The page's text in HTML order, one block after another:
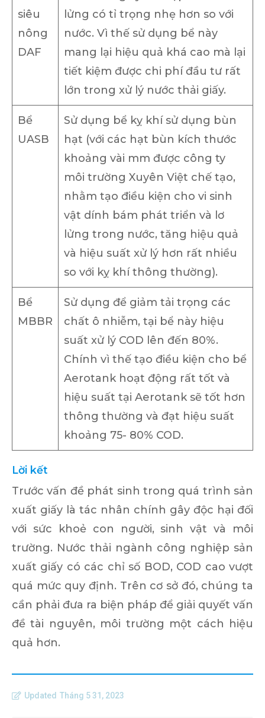
siêu
nông
DAF
lửng có tỉ trọng nhẹ hơn so với
nước. Vì thế sử dụng bể này
mang lại hiệu quả khá cao mà lại
tiết kiệm được chi phí đầu tư rất
lớn trong xử lý nước thải giấy.
Bể
UASB
Sử dụng bể kỵ khí sử dụng bùn
hạt (với các hạt bùn kích thước
khoảng vài mm được công ty
môi trường Xuyên Việt chế tạo,
nhằm tạo điều kiện cho vi sinh
vật dính bám phát triển và lơ
lửng trong nước, tăng hiệu quả
và hiệu suất xử lý hơn rất nhiều
so với kỵ khí thông thường).
Bể
MBBR
Sử dụng để giảm tải trọng các
chất ô nhiễm, tại bể này hiệu
suất xử lý COD lên đến 80%.
Chính vì thế tạo điều kiện cho bể
Aerotank hoạt động rất tốt và
hiệu suất tại Aerotank sẽ tốt hơn
thông thường và đạt hiệu suất
khoảng 75- 80% COD.
Lời kết
Trước vấn đề phát sinh trong quá trình sản
xuất giấy là tác nhân chính gây độc hại đối
với sức khoẻ con người, sinh vật và môi
trường. Nước thải ngành công nghiệp sản
xuất giấy có các chỉ số BOD, COD cao vượt
quá mức quy định. Trên cơ sở đó, chúng ta
cần phải đưa ra biện pháp để giải quyết vấn
đề tài nguyên, môi trường một cách hiệu
quả hơn.
Updated Tháng 5 31, 2023